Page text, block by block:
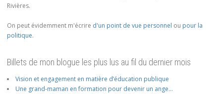
Rivières.
On peut évidemment m'écrire d'un point de vue personnel ou pour la
politique.
Billets de mon blogue les plus lus au fil du dernier mois
Vision et engagement en matière d’éducation publique
Une grand-maman en formation pour devenir un ange…